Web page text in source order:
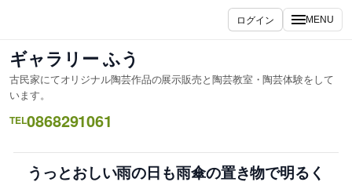
ス
キ
ッ
プ
ログイン MENU
ギャラリー ふう
古民家にてオリジナル陶芸作品の展示販売と陶芸教室・陶芸体験をして
います。
TEL0868291061
うっとおしい雨の日も雨傘の置き物で明るく